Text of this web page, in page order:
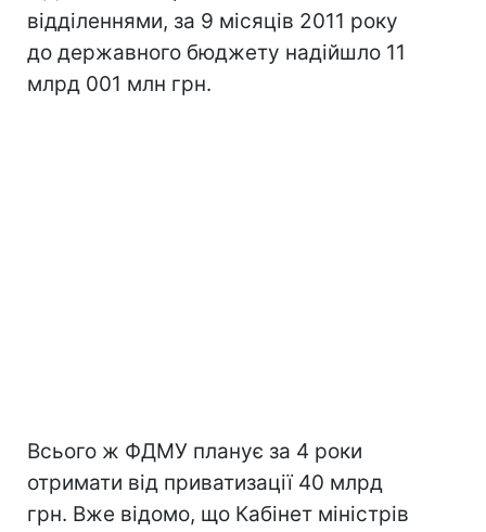
відділеннями, за 9 місяців 2011 року
до державного бюджету надійшло 11
млрд 001 млн грн.
Всього ж ФДМУ планує за 4 роки
отримати від приватизації 40 млрд
грн. Вже відомо, що Кабінет міністрів